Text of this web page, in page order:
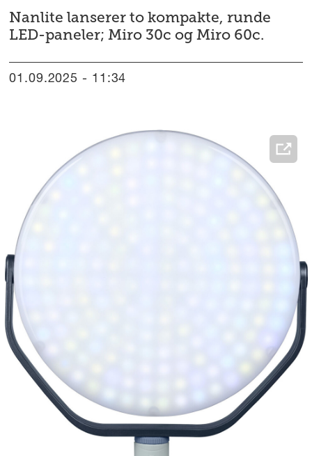
Nanlite lanserer to kompakte, runde
LED-paneler; Miro 30c og Miro 60c.
01.09.2025 - 11:34